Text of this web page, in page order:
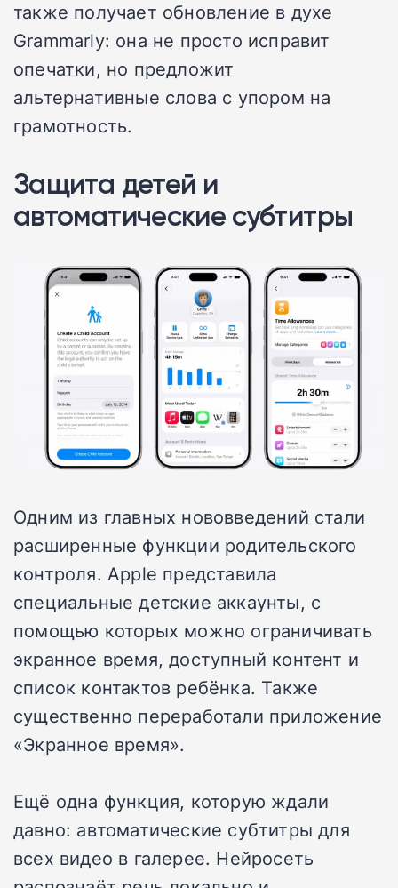
также получает обновление в духе
Grammarly: она не просто исправит
опечатки, но предложит
альтернативные слова с упором на
грамотность.
Защита детей и
автоматические субтитры
Одним из главных нововведений стали
расширенные функции родительского
контроля. Apple представила
специальные детские аккаунты, с
помощью которых можно ограничивать
экранное время, доступный контент и
список контактов ребёнка. Также
существенно переработали приложение
«Экранное время».
Ещё одна функция, которую ждали
давно: автоматические субтитры для
всех видео в галерее. Нейросеть